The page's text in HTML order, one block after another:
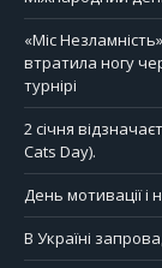
«Міс
втратила ногу
турнірі
2 січня
Cats Day).
День мотивації і
В Україні